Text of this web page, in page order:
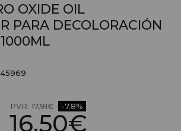
OXIDE OIL
PARA DECOLORACIÓN
PVR: 17,91€ -7.8%
16,50€